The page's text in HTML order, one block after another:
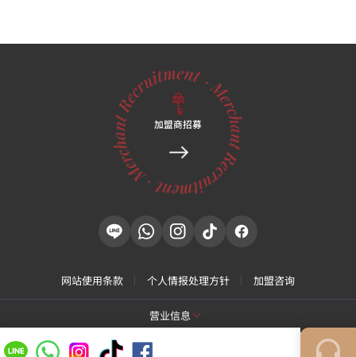
加盟商招募
网站使用条款 个人情报处理方针 加盟咨询
营业信息
[特秀恩碧 江南总店]